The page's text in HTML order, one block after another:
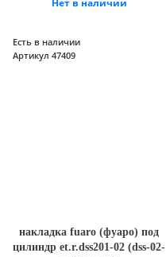
Нет в наличии
Есть в наличии
Артикул 47409
накладка fuaro (фуаро) под
цилиндр et.r.dss201-02 (dss-02-